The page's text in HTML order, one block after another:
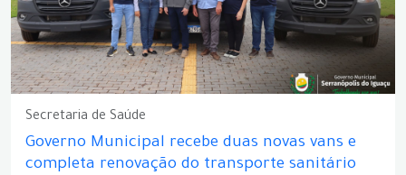
Secretaria de Saúde
Governo Municipal recebe duas novas vans e
completa renovação do transporte sanitário